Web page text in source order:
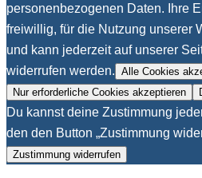
personenbezogenen Daten. Ihre
freiwillig, für die Nutzung unserer
und kann jederzeit auf unserer
widerrufen werden. Alle Cookies
Nur erforderliche Cookies akzeptieren
Du kannst deine Zustimmung
den den Button „Zustimmung
Zustimmung widerrufen